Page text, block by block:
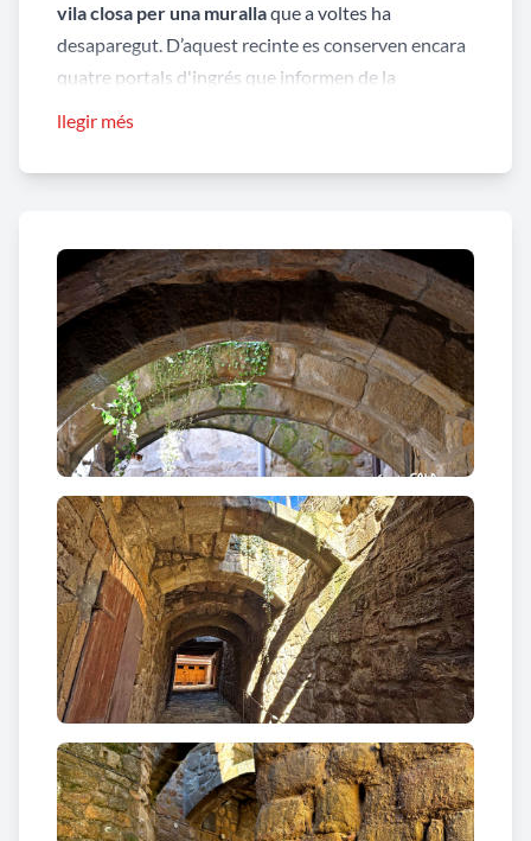
vila closa per una murallaque a voltes ha
desaparegut. D’aquest recinte es conserven encara
quatre portals d'ingrés que informen de la
rebaixat, format per quinze dovelles i la clau. La clau
de l'arc de menors dimensions i decorada amb un
escut en relleu molt erosionat amb la representació
del que sembla una creu. Actualment, tant les
dovelles laterals com els muntants de l'arc
apareixen adossats als habitatges que s'han
edificat al seu voltant. Al mur esquerre de la part
posterior de l'arc, es conserva un forat quadrat en
un dels costats on es devia encaixar la barra
travessera per a poder tancar el portal. La seva data
de construcció es considera probable que fos entre
els segles XV i XVI.
A la pujada o pas que du des del carrer de l’Aigua al
carrer Moré es trobala Portelleta, d’època
medieval i probablement el més antic conservat a
Sanaüja. Es tracta d’un portal adovellat d’arc
escarser que origina un pas parcialment cobert de
llegir més